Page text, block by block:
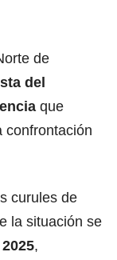
de
del
que
confrontación
curules de
la situación se
,